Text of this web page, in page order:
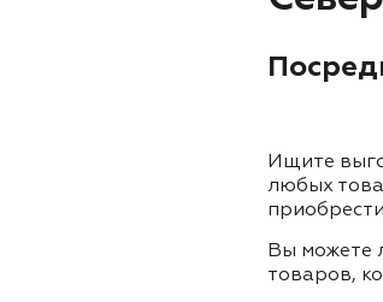
Ищите
любых
Вы можете
товаров,